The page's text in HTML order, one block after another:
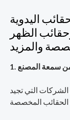
اليدوية
الظهر
والمزيد
التي تجيد